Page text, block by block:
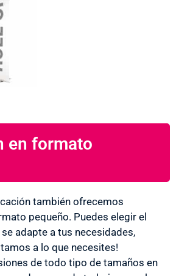
en formato
también ofrecemos
pequeño. Puedes elegir el
adapte a tus necesidades,
a lo que necesites!
de todo tipo de tamaños en